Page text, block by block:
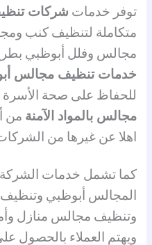
توفر خدمات شركات
متكاملة لتنظيف كنب
مجالس وفلل أبوظبي
خدمات تنظيف مجالس
للحفاظ على صحة الأسرة
مجالس بالمواد الآمنة من
اهلا عن غيرها من
كما تشمل خدمات
المجالس أبوظبي وتنظيف
وتنظيف مجالس منازل
ويهتم العملاء بالحصول